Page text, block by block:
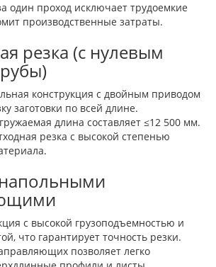
один проход исключает трудоемкие
производственные затраты.
резка (с нулевым
конструкция с двойным приводом
заготовки по всей длине.
длина составляет ≤12 500 мм.
резка с высокой степенью
с высокой грузоподъемностью и
что гарантирует точность резки.
позволяет легко